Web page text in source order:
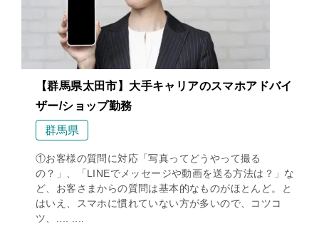
【群馬県太田市】大手キャリアのスマホアドバイ
ザー/ショップ勤務
群馬県
①お客様の質問に対応「写真ってどうやって撮る
の？」、「LINEでメッセージや動画を送る方法は？」な
ど、お客さまからの質問は基本的なものがほとんど。と
はいえ、スマホに慣れていない方が多いので、コツコ
ツ、.... ....